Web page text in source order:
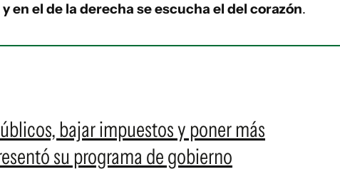
en el de la derecha se escucha el del corazón.
bajar impuestos y poner más
su programa de gobierno